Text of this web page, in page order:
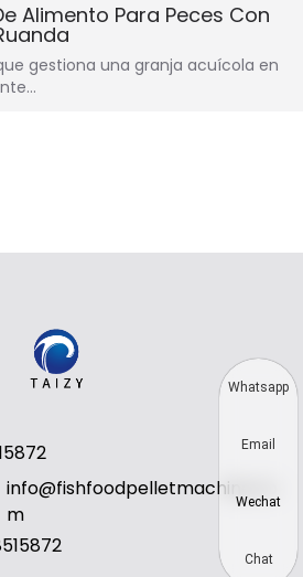
Alimento Para Peces Con
gestiona una granja acuícola en
info@fishfoodpelletmachine.co
m
Whatsapp
Email
Wechat
Chat